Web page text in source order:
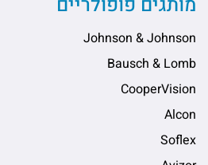
Johnson & Johnson
Bausch & Lomb
CooperVision
Alcon
Soflex